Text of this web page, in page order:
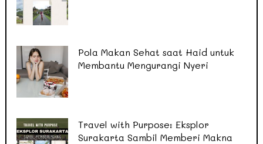
Pola Makan Sehat saat Haid untuk
Membantu Mengurangi Nyeri
Travel with Purpose: Eksplor
Surakarta Sambil Memberi Makna